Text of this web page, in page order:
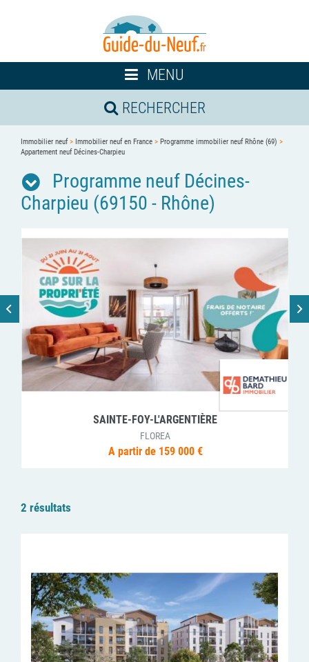
Toggle
navigation
MENU
RECHERCHER
Immobilier neuf> Immobilier neuf en France > Programme immobilier neuf Rhône (69) >
Appartement neuf Décines-Charpieu
Programme neuf Décines-
Charpieu (69150 - Rhône)
LYON
A partir de 190 000 €
2 résultats